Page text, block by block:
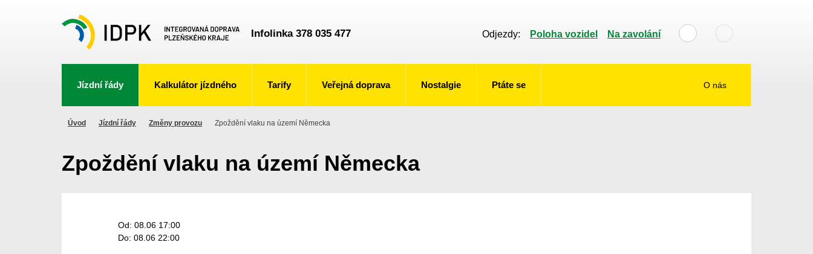
Infolinka 378 035 477 Odjezdy: Poloha vozidel Na zavolání
Jízdní řády Kalkulátor jízdného Tarify O nás
Veřejná doprava Nostalgie Ptáte se
Úvod Jízdní řády Změny provozu Zpoždění vlaku na území Německa
Zpoždění vlaku na území Německa
Od: 08.06 17:00
Do: 08.06 22:00